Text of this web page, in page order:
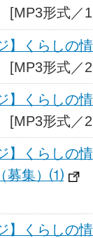
[MP3形式／
】くらしの
[MP3形式／
】くらしの
[MP3形式／
】くらしの
募集）⑴
】くらしの